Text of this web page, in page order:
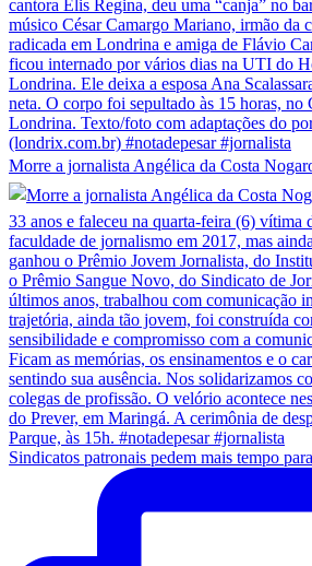
Morre a jornalista Angélica da Costa
Sindicatos patronais pedem mais tempo